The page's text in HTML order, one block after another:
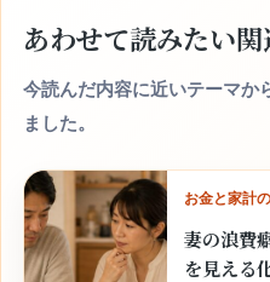
あわせて読みたい
今読んだ内容に近いテーマか
ました。
お金と家計
妻の浪費
を見える